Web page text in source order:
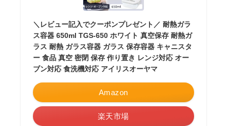
＼レビュー記入でクーポンプレゼント／ 耐熱ガラ
ス容器 650ml TGS-650 ホワイト 真空保存 耐熱ガ
ラス 耐熱 ガラス容器 ガラス 保存容器 キャニスタ
ー 食品 真空 密閉 保存 作り置き レンジ対応 オー
ブン対応 食洗機対応 アイリスオーヤマ
Amazon
楽天市場